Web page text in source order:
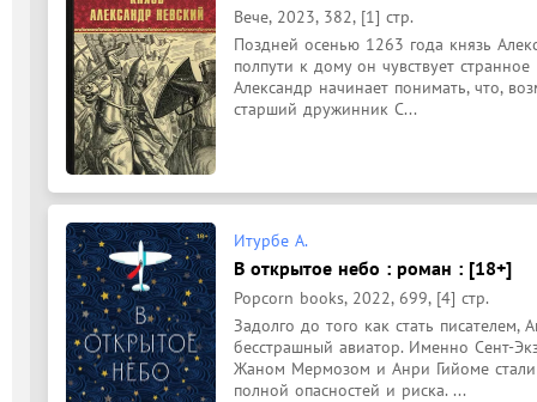
Вече, 2023, 382, [1] стр.
Поздней осенью 1263 года князь
полпути к дому он чувствует
Александр начинает понимать, что,
старший дружинник С...
Итурбе А.
В открытое небо : роман : [18+]
Popcorn books, 2022, 699, [4] стр.
Задолго до того как стать писателем,
бесстрашный авиатор. Именно Сент-
Жаном Мермозом и Анри Гийоме стали
полной опасностей и риска. ...